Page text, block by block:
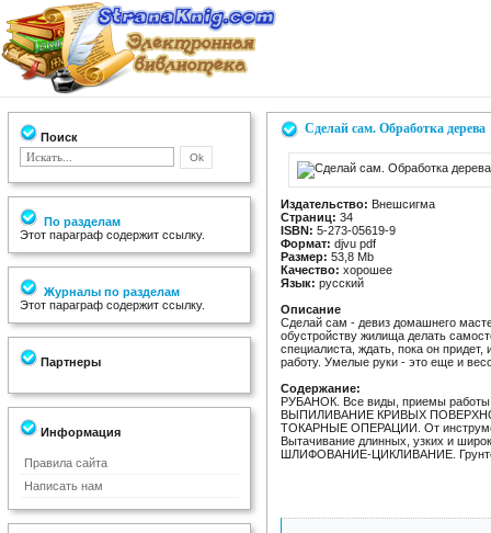
Поиск
По разделам
Этот параграф содержит ссылку.
Журналы по разделам
Этот параграф содержит ссылку.
Партнеры
Информация
Правила сайта
Написать нам
Сделай сам. Обработка дерева
Издательство: Внешсигма
Страниц: 34
ISBN: 5-273-05619-9
Формат: djvu pdf
Размер: 53,8 Mb
Качество: хорошее
Язык: русский
Описание
Сделай сам - девиз домашнего
обустройству жилища делать
специалиста, ждать, пока он
работу. Умелые руки - это еще и
Содержание:
РУБАНОК. Все виды, приемы работы,
ВЫПИЛИВАНИЕ КРИВЫХ
ТОКАРНЫЕ ОПЕРАЦИИ. От
Вытачивание длинных, узких и
ШЛИФОВАНИЕ-ЦИКЛИВАНИЕ.